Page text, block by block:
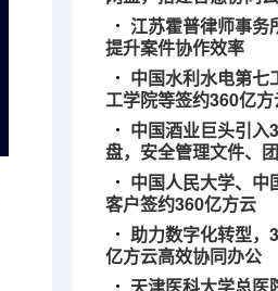
江苏霍普律师事务
提升案件协作效率
中国水利水电第七
工学院等签约360亿方
中国酒业巨头引入
盘，安全管理文件、
中国人民大学、中
客户签约360亿方云
助力数字化转型，
亿方云高效协同办公